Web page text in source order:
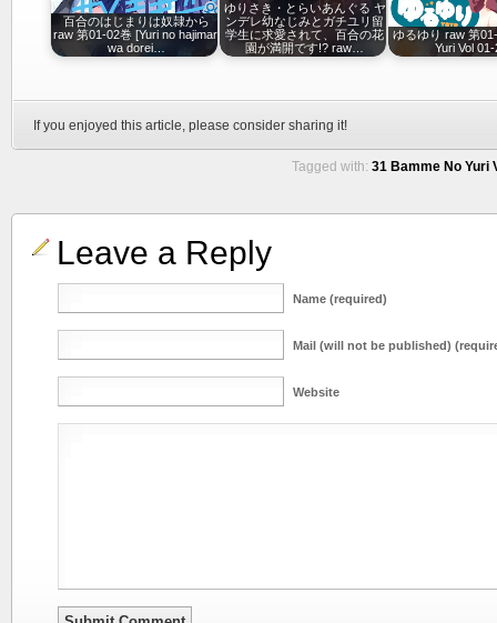
百合のはじまりは奴隷から
raw 第01-02巻 [Yuri no hajimari
wa dorei…
ゆりさき・とらいあんぐる ヤ
ンデレ幼なじみとガチユリ留
学生に求愛されて、百合の花
園が満開です!? raw…
ゆるゆり raw 第
Yuri Vol
If you enjoyed this article, please consider sharing it!
Tagged with: 31 Bamme No Yuri
Leave a Reply
Name (required)
Mail (will not be published)
Website